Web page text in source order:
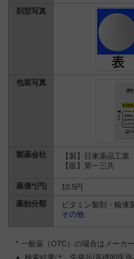
【製】日東薬品工業
【販】第一三共
10.9円
ビタミン製剤・輸液
その他
* 一般薬（OTC）の場合はメーカ
検索結果は、先発品/基礎的医